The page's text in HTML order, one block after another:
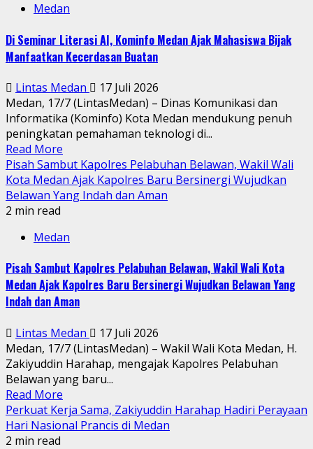
Medan
Di Seminar Literasi AI, Kominfo Medan Ajak Mahasiswa Bijak
Manfaatkan Kecerdasan Buatan
Lintas Medan
17 Juli 2026
Medan, 17/7 (LintasMedan) – Dinas Komunikasi dan
Informatika (Kominfo) Kota Medan mendukung penuh
peningkatan pemahaman teknologi di...
Read More
Pisah Sambut Kapolres Pelabuhan Belawan, Wakil Wali
Kota Medan Ajak Kapolres Baru Bersinergi Wujudkan
Belawan Yang Indah dan Aman
2 min read
Medan
Pisah Sambut Kapolres Pelabuhan Belawan, Wakil Wali Kota
Medan Ajak Kapolres Baru Bersinergi Wujudkan Belawan Yang
Indah dan Aman
Lintas Medan
17 Juli 2026
Medan, 17/7 (LintasMedan) – Wakil Wali Kota Medan, H.
Zakiyuddin Harahap, mengajak Kapolres Pelabuhan
Belawan yang baru...
Read More
Perkuat Kerja Sama, Zakiyuddin Harahap Hadiri Perayaan
Hari Nasional Prancis di Medan
2 min read